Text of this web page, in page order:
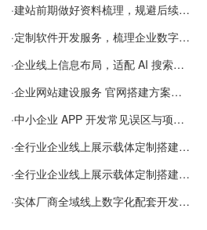
·建站前期做好资料梳理，规避后续各类使用难题
·定制软件开发服务，梳理企业数字化落地常见难点
·企业线上信息布局，适配 AI 搜索需要留意这些要点
·企业网站建设服务 官网搭建方案经验分享
·中小企业 APP 开发常见误区与项目规划实用经验
·全行业企业线上展示载体定制搭建服务
·全行业企业线上展示载体定制搭建服务
·实体厂商全域线上数字化配套开发与地域检索优化服务